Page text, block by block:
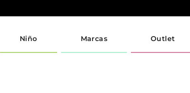
Niño Marcas Outlet